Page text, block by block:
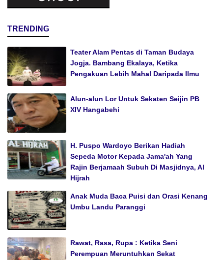
TRENDING
Teater Alam Pentas di Taman Budaya
Jogja. Bambang Ekalaya, Ketika
Pengakuan Lebih Mahal Daripada Ilmu
Alun-alun Lor Untuk Sekaten Seijin PB
XIV Hangabehi
H. Puspo Wardoyo Berikan Hadiah
Sepeda Motor Kepada Jama'ah Yang
Rajin Berjamaah Subuh Di Masjidnya, Al
Hijrah
Anak Muda Baca Puisi dan Orasi Kenang
Umbu Landu Paranggi
Rawat, Rasa, Rupa : Ketika Seni
Perempuan Meruntuhkan Sekat